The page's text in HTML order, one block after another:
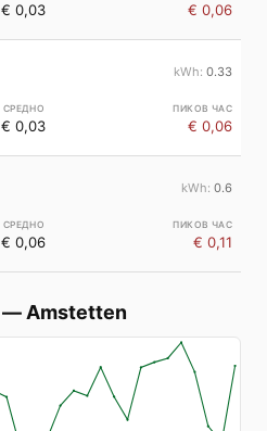
€ 0,03 € 0,06
0.33
€ 0,03 € 0,06
0.6
€ 0,06 € 0,11
— Amstetten